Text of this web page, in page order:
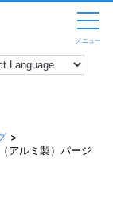
メニュー
アルミ製）パージ